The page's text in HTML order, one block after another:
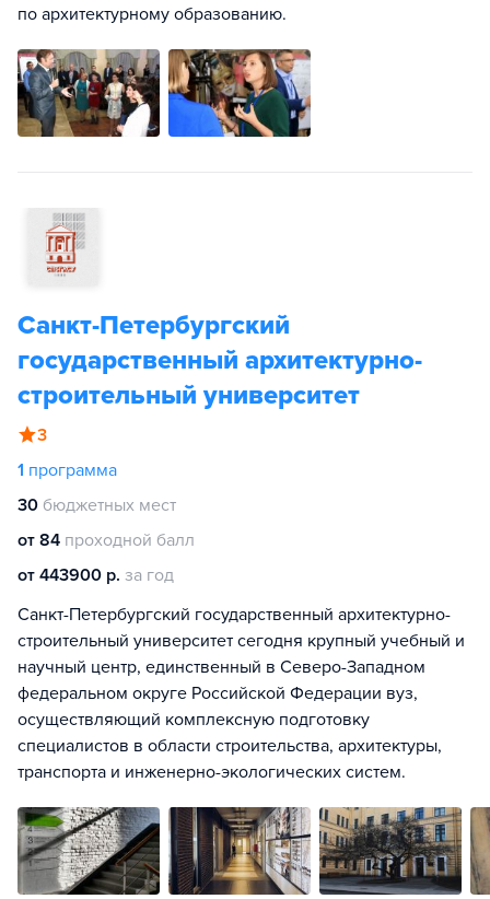
по архитектурному образованию.
Санкт-Петербургский
государственный архитектурно-
строительный университет
3
1 программа
30 бюджетных мест
от 84 проходной балл
от 443900 р. за год
Санкт-Петербургский государственный архитектурно-
строительный университет сегодня крупный учебный и
научный центр, единственный в Северо-Западном
федеральном округе Российской Федерации вуз,
осуществляющий комплексную подготовку
специалистов в области строительства, архитектуры,
транспорта и инженерно-экологических систем.